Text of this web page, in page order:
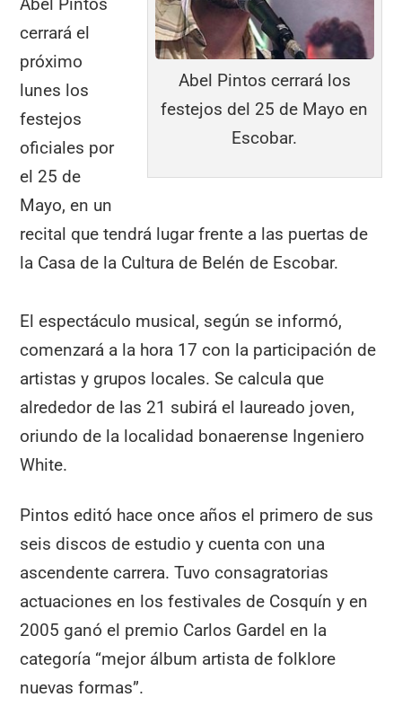
Abel Pintos cerrará los
festejos del 25 de Mayo en
Escobar.
cerrará el
próximo
lunes los
festejos
oficiales por
el 25 de
Mayo, en un
recital que tendrá lugar frente a las puertas de
la Casa de la Cultura de Belén de Escobar.
El espectáculo musical, según se informó,
comenzará a la hora 17 con la participación de
artistas y grupos locales. Se calcula que
alrededor de las 21 subirá el laureado joven,
oriundo de la localidad bonaerense Ingeniero
White.
Pintos editó hace once años el primero de sus
seis discos de estudio y cuenta con una
ascendente carrera. Tuvo consagratorias
actuaciones en los festivales de Cosquín y en
2005 ganó el premio Carlos Gardel en la
categoría “mejor álbum artista de folklore
nuevas formas”.